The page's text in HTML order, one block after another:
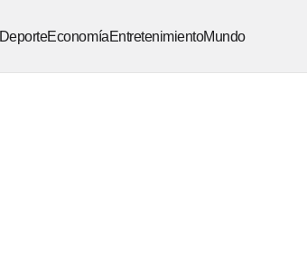
DeporteEconomíaEntretenimientoMundo